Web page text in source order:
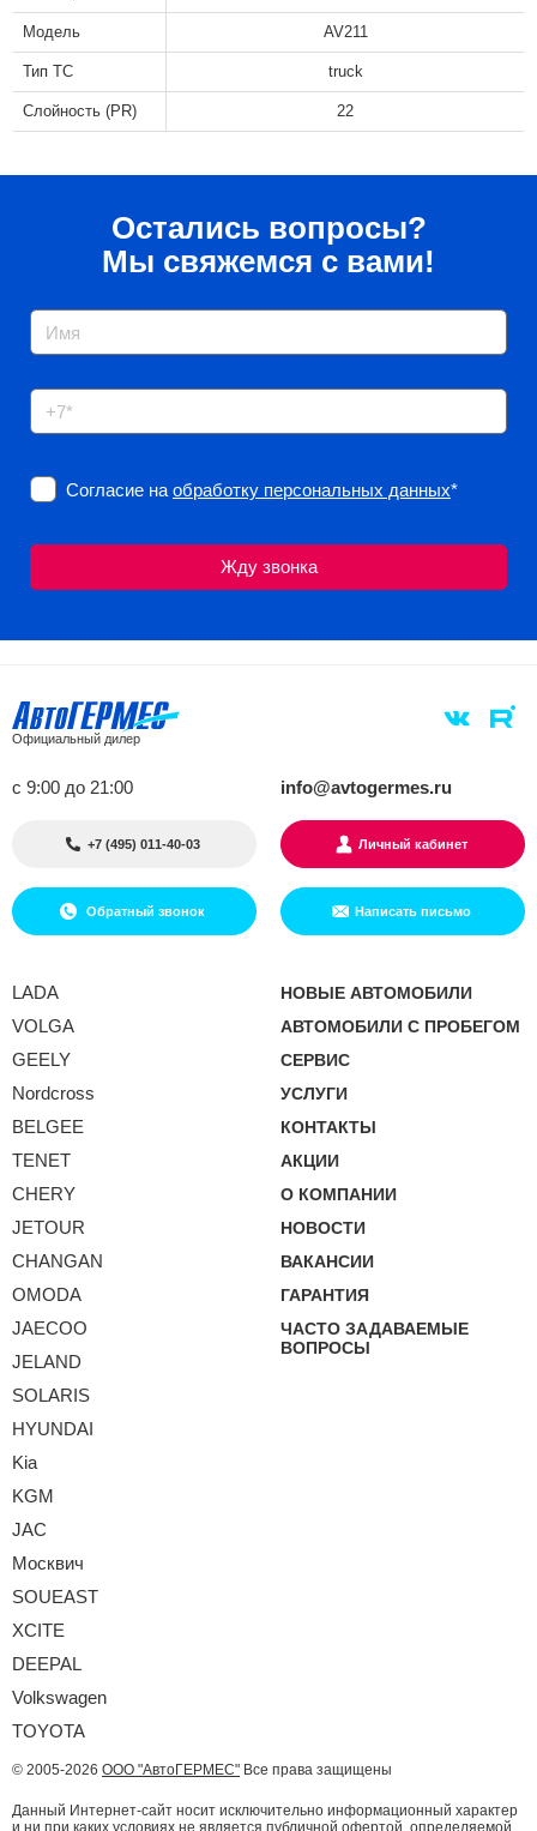
Модель AV211
Тип ТС truck
Слойность (PR) 22
Остались вопросы?
Мы свяжемся с вами!
Согласие на обработку персональных данных*
Официальный дилер
с 9:00 до 21:00 info@avtogermes.ru
+7 (495) 011-40-03 Личный кабинет
Обратный звонок Написать письмо
LADA
VOLGA
GEELY
Nordcross
BELGEE
TENET
CHERY
JETOUR
CHANGAN
OMODA
JAECOO
JELAND
SOLARIS
HYUNDAI
Kia
KGM
JAC
Москвич
SOUEAST
XCITE
DEEPAL
Volkswagen
TOYOTA
НОВЫЕ АВТОМОБИЛИ
АВТОМОБИЛИ С ПРОБЕГОМ
СЕРВИС
УСЛУГИ
КОНТАКТЫ
АКЦИИ
О КОМПАНИИ
НОВОСТИ
ВАКАНСИИ
ГАРАНТИЯ
ЧАСТО ЗАДАВАЕМЫЕ
ВОПРОСЫ
© 2005-2026 ООО "АвтоГЕРМЕС" Все права защищены
Данный Интернет-сайт носит исключительно информационный характер
и ни при каких условиях не является публичной офертой, определяемой